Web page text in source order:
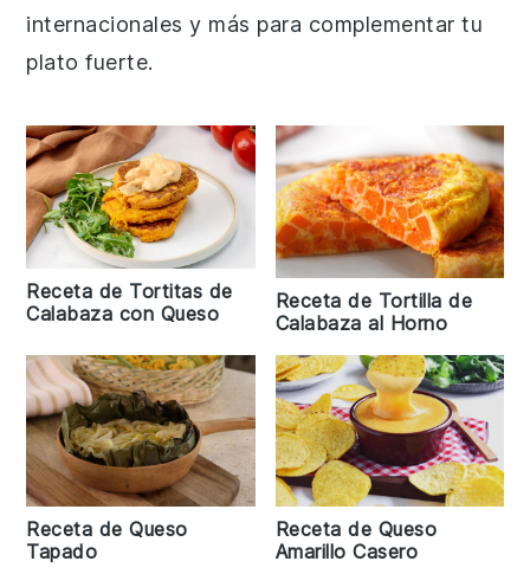
internacionales y más para complementar tu
plato fuerte.
Receta de Tortitas de
Calabaza con Queso
Receta de Tortilla de
Calabaza al Horno
Receta de Queso
Tapado
Receta de Queso
Amarillo Casero